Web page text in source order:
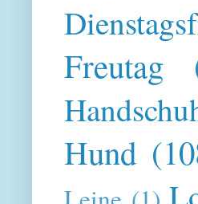
Freutag
Hund